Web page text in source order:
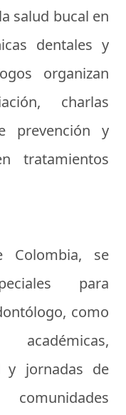
salud bucal en
dentales y
organizan
charlas
prevención y
tratamientos
Colombia, se
para
como
y jornadas de